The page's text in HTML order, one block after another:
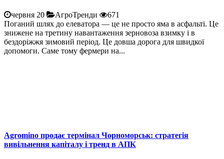
червня 20 АгроТренди
671
Поганий шлях до елеватора — це не просто яма в асфальті. Це
знижене на третину навантаження зерновоза взимку і в
бездоріжжя зимовий період. Це довша дорога для швидкої
допомоги. Саме тому фермери на...
Agromino продає термінал Чорноморськ: стратегія
вивільнення капіталу і тренд в АПК